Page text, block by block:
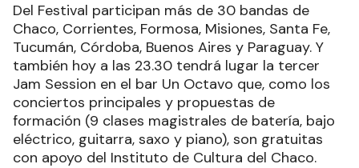
Del Festival participan más de 30 bandas de
Chaco, Corrientes, Formosa, Misiones, Santa Fe,
Tucumán, Córdoba, Buenos Aires y Paraguay. Y
también hoy a las 23.30 tendrá lugar la tercer
Jam Session en el bar Un Octavo que, como los
conciertos principales y propuestas de
formación (9 clases magistrales de batería, bajo
eléctrico, guitarra, saxo y piano), son gratuitas
con apoyo del Instituto de Cultura del Chaco.